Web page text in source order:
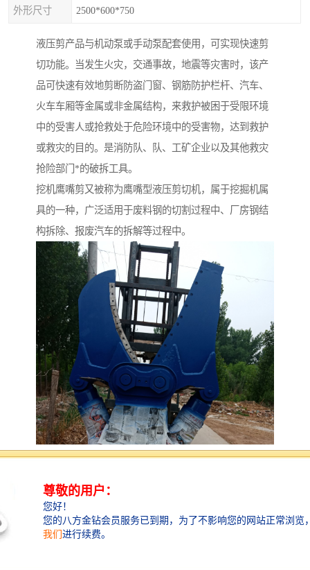
外形尺寸 2500*600*750
液压剪产品与机动泵或手动泵配套使用，可实现快速剪
切功能。当发生火灾，交通事故，地震等灾害时，该产
品可快速有效地剪断防盗门窗、钢筋防护栏杆、汽车、
火车车厢等金属或非金属结构，来救护被困于受限环境
中的受害人或抢救处于危险环境中的受害物，达到救护
或救灾的目的。是消防队、队、工矿企业以及其他救灾
抢险部门*的破拆工具。
挖机鹰嘴剪又被称为鹰嘴型液压剪切机，属于挖掘机属
具的一种，广泛适用于废料钢的切割过程中、厂房钢结
构拆除、报废汽车的拆解等过程中。